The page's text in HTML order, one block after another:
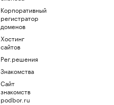
Корпоративный
регистратор
доменов
Хостинг
сайтов
Рег.решения
Знакомства
Сайт
знакомств
podbor.ru